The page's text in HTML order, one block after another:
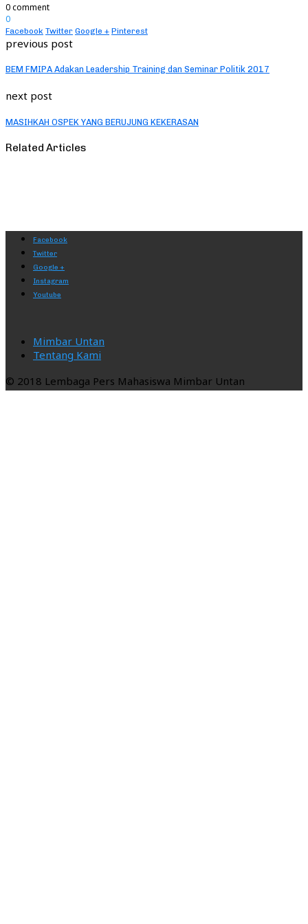
0 comment
0
Facebook Twitter Google + Pinterest
previous post
BEM FMIPA Adakan Leadership Training dan Seminar Politik 2017
next post
MASIHKAH OSPEK YANG BERUJUNG KEKERASAN
Related Articles
Facebook
Twitter
Google +
Instagram
Youtube
Mimbar Untan
Tentang Kami
© 2018 Lembaga Pers Mahasiswa Mimbar Untan